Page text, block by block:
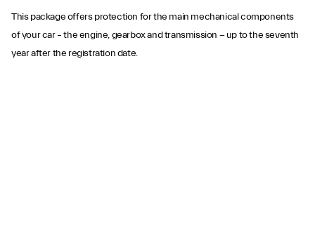
This package offers protection for the main mechanical components
of your car – the engine, gearbox and transmission − up to the seventh
year after the registration date.